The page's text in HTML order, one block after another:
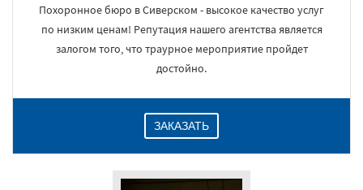
Похоронное бюро в Сиверском - высокое качество услуг
по низким ценам! Репутация нашего агентства является
залогом того, что траурное мероприятие пройдет
достойно.
ЗАКАЗАТЬ